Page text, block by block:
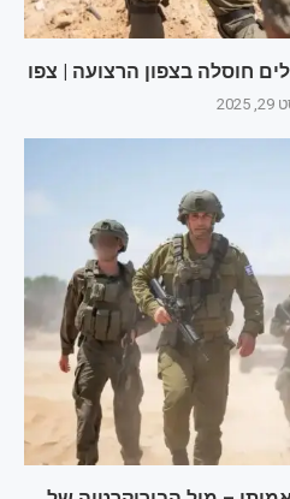
חוסלה בצפון הרצועה | צפו